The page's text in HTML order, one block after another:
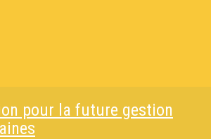
pour la future gestion